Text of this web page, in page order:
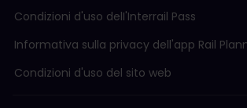
Condizioni d'uso delI'Interrail Pass
Informativa sulla privacy dell'app Rail
Condizioni d'uso del sito web